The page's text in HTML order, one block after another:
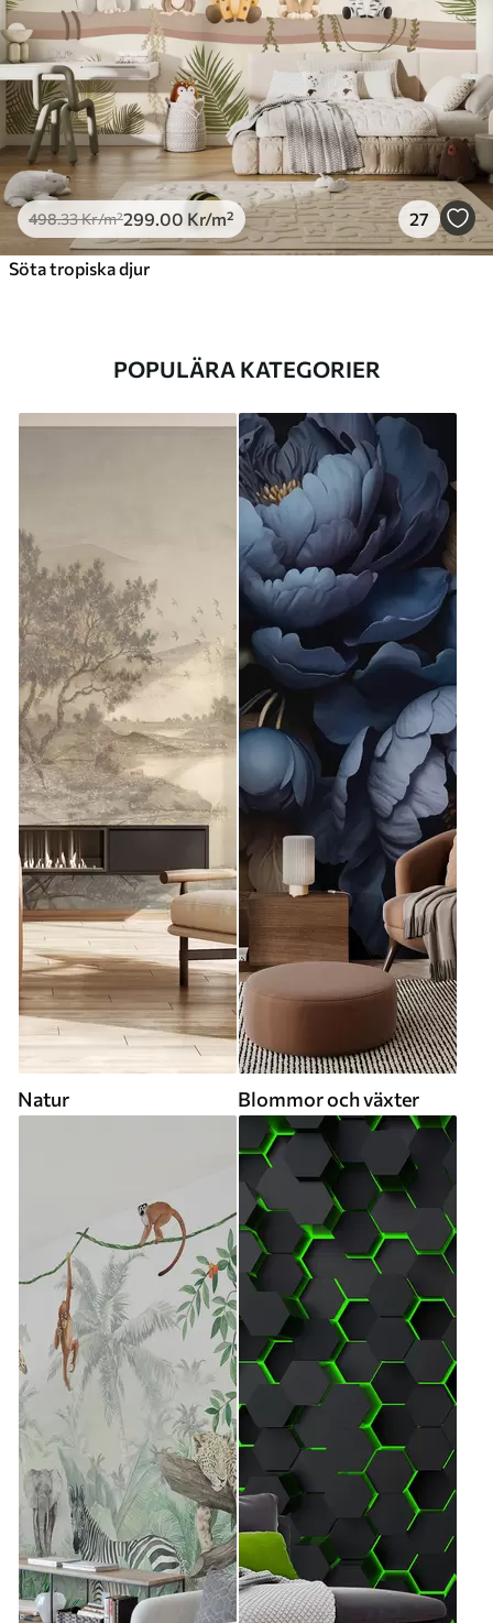
498.33Kr/m²299 .00 Kr/m² 27
Söta tropiska djur
POPULÄRA KATEGORIER
Natur Blommor och växter